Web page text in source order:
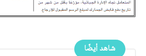
شاهد أيضًا